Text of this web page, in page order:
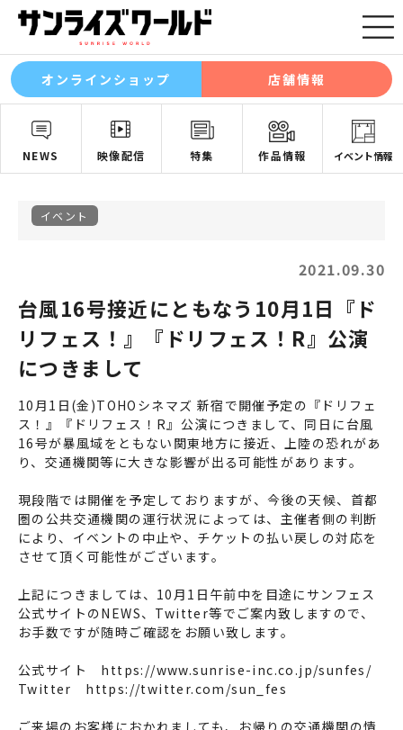
オンラインショップ 店舗情報
NEWS 映像配信 特集 作品情報 イベント情報
イベント
2021.09.30
台風16号接近にともなう10月1日『ド
リフェス！』『ドリフェス！R』公演
につきまして
10月1日(金)TOHOシネマズ 新宿で開催予定の『ドリフェ
ス！』『ドリフェス！R』公演につきまして、同日に台風
16号が暴風域をともない関東地方に接近、上陸の恐れがあ
り、交通機関等に大きな影響が出る可能性があります。
現段階では開催を予定しておりますが、今後の天候、首都
圏の公共交通機関の運行状況によっては、主催者側の判断
により、イベントの中止や、チケットの払い戻しの対応を
させて頂く可能性がございます。
上記につきましては、10月1日午前中を目途にサンフェス
公式サイトのNEWS、Twitter等でご案内致しますので、
お手数ですが随時ご確認をお願い致します。
公式サイト https://www.sunrise-inc.co.jp/sunfes/
Twitter https://twitter.com/sun_fes
ご来場のお客様におかれましても、お帰りの交通機関の情